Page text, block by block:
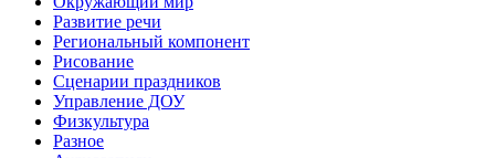
Развитие речи
Региональный компонент
Рисование
Сценарии праздников
Управление ДОУ
Физкультура
Разное